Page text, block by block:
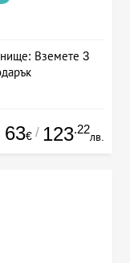
Вземете 3
63€ / 123.22
лв.